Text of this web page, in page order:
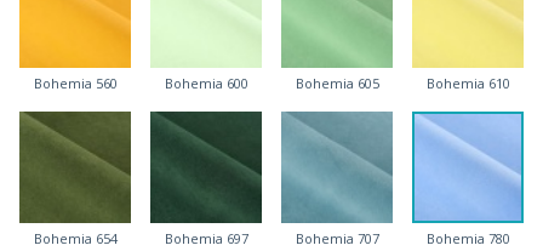
Bohemia 560 Bohemia 600 Bohemia 605 Bohemia 610
Bohemia 654 Bohemia 697 Bohemia 707 Bohemia 780